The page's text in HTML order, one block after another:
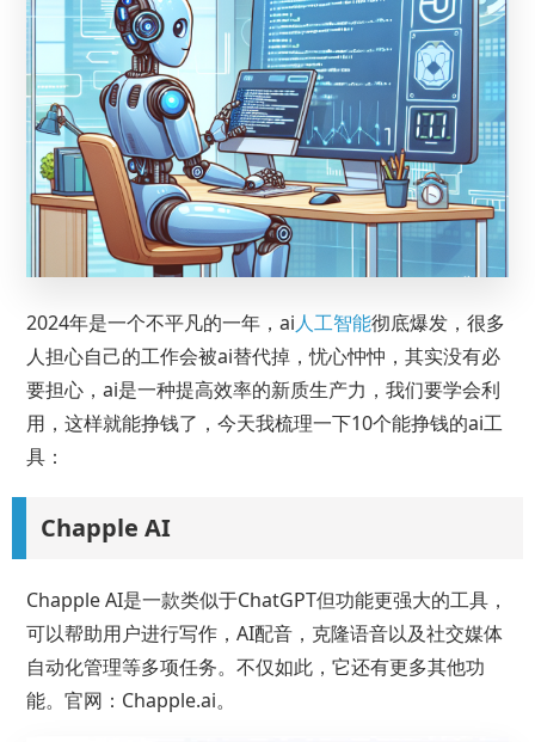
2024年是一个不平凡的一年，ai人工智能彻底爆发，很多
人担心自己的工作会被ai替代掉，忧心忡忡，其实没有必
要担心，ai是一种提高效率的新质生产力，我们要学会利
用，这样就能挣钱了，今天我梳理一下10个能挣钱的ai工
具：
Chapple AI
Chapple AI是一款类似于ChatGPT但功能更强大的工具，
可以帮助用户进行写作，AI配音，克隆语音以及社交媒体
自动化管理等多项任务。不仅如此，它还有更多其他功
能。官网：Chapple.ai。